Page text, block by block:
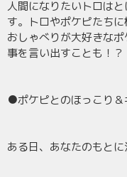
人間になりたいトロは
す。トロやポケピたち
おしゃべりが大好きな
事を言い出すことも！？
●ポケピとのほっこり＆
ある日、あなたのもと